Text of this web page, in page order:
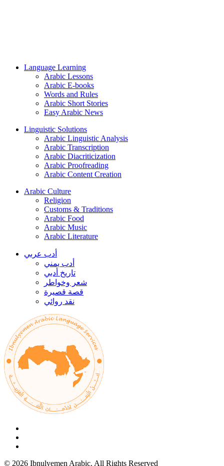
Language Learning
Arabic Lessons
Arabic E-books
Words and Rules
Arabic Short Stories
Easy Arabic News
Linguistic Solutions
Arabic Linguistic Analysis
Arabic Transcription
Arabic Diacriticization
Arabic Proofreading
Arabic Content Creation
Arabic Culture
Religion
Customs & Traditions
Arabic Food
Arabic Music
Arabic Literature
أدب عربي
أدب يمني
تاريخ أدبي
شعر وخواطر
قصة قصيرة
نقد روائي
© 2026 Ibnulyemen Arabic. All Rights Reserved